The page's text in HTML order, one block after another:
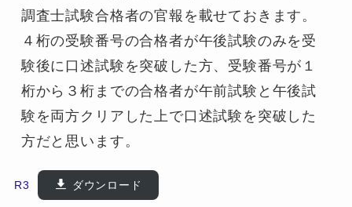
調査士試験合格者の官報を載せておきます。
４桁の受験番号の合格者が午後試験のみを受
験後に口述試験を突破した方、受験番号が１
桁から３桁までの合格者が午前試験と午後試
験を両方クリアした上で口述試験を突破した
方だと思います。
R3 ダウンロード